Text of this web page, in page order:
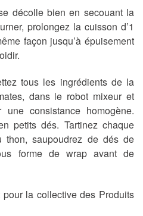
décolle bien en secouant la
prolongez la cuisson d’1
façon jusqu’à épuisement
tous les ingrédients de la
dans le robot mixeur et
une consistance homogène.
petits dés. Tartinez chaque
thon, saupoudrez de dés de
forme de wrap avant de
la collective des Produits